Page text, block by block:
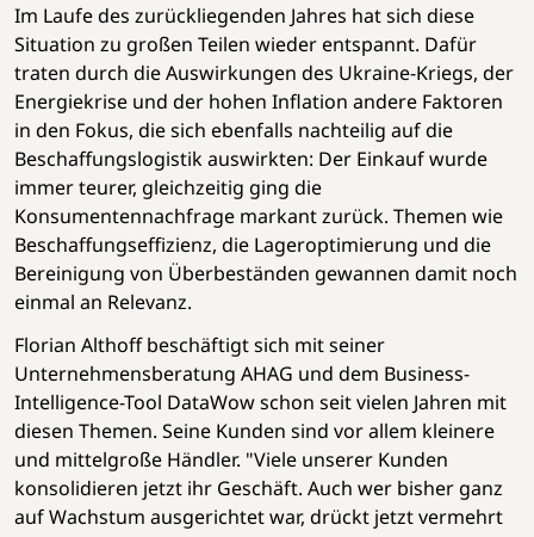
Im Laufe des zurückliegenden Jahres hat sich diese
Situation zu großen Teilen wieder entspannt. Dafür
traten durch die Auswirkungen des Ukraine-Kriegs, der
Energiekrise und der hohen Inflation andere Faktoren
in den Fokus, die sich ebenfalls nachteilig auf die
Beschaffungslogistik auswirkten: Der Einkauf wurde
immer teurer, gleichzeitig ging die
Konsumentennachfrage markant zurück. Themen wie
Beschaffungseffizienz, die Lageroptimierung und die
Bereinigung von Überbeständen gewannen damit noch
einmal an Relevanz.
Florian Althoff beschäftigt sich mit seiner
Unternehmensberatung AHAG und dem Business-
Intelligence-Tool DataWow schon seit vielen Jahren mit
diesen Themen. Seine Kunden sind vor allem kleinere
und mittelgroße Händler. "Viele unserer Kunden
konsolidieren jetzt ihr Geschäft. Auch wer bisher ganz
auf Wachstum ausgerichtet war, drückt jetzt vermehrt